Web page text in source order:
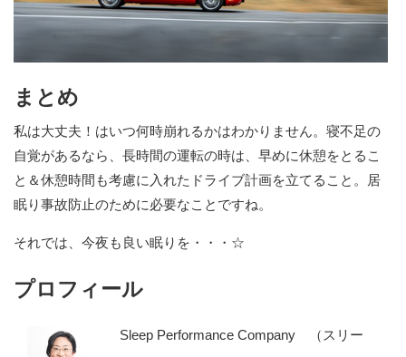
まとめ
私は大丈夫！はいつ何時崩れるかはわかりません。寝不足の
自覚があるなら、長時間の運転の時は、早めに休憩をとるこ
と＆休憩時間も考慮に入れたドライブ計画を立てること。居
眠り事故防止のために必要なことですね。
それでは、今夜も良い眠りを・・・☆
プロフィール
Sleep Performance Company （スリー